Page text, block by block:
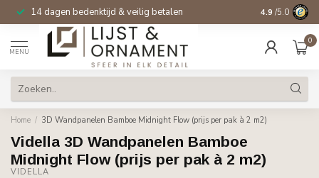
14 dagen bedenktijd & veilig betalen 4.9 /5.0
MENU
0
Home / 3D Wandpanelen Bamboe Midnight Flow (prijs per pak à 2 m2)
Vidella 3D Wandpanelen Bamboe
Midnight Flow (prijs per pak à 2 m2)
VIDELLA